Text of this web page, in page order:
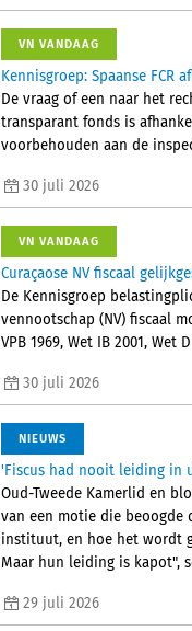
VN VANDAAG
Kennisgroep: Spaanse
De vraag of een naar het
transparant fonds is
voorbehouden aan de
30 juli 2026
VN VANDAAG
Curaçaose NV fiscaal
De Kennisgroep
vennootschap (NV) fiscaal
VPB 1969, Wet IB 2001,
30 juli 2026
NIEUWS
'Fiscus had nooit leiding in
Oud-Tweede Kamerlid en
van een motie die beoogde
instituut, en hoe het wordt
Maar hun leiding is kapot",
29 juli 2026